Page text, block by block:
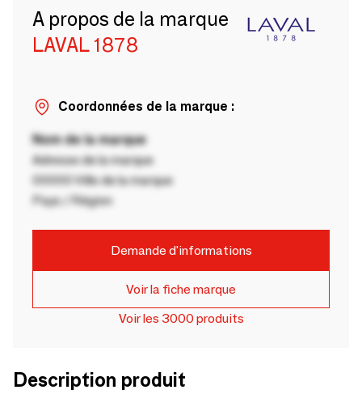
A propos de la marque
LAVAL 1878
Coordonnées de la marque :
Nom de la marque
Adresse de la marque
00000 Ville de la marque
Pays / Région
Demande d'informations
Voir la fiche marque
Voir les 3000 produits
Description produit